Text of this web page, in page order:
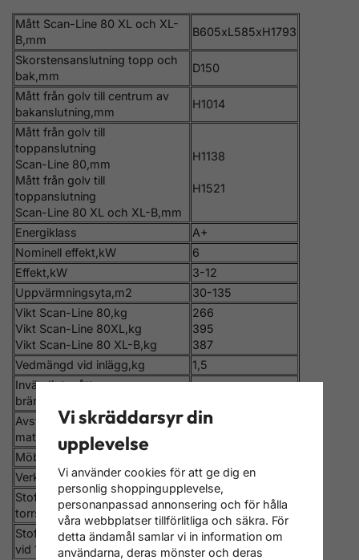
Mått Scan-Line 80 XL och XL-
B,mm
B605xL585xH1793
Skorstensanslutning topp och
bak,mm
D150
Mått från golv till centrum av
bakanslutning,mm
H1014
Mått från golv till
toppanslutning
Scan-Line 80,mm
Mått från golv till
toppanslutning
Scan-Line 80 XL och XL-B,mm
H1138
H1521
Energiklass
A+
Nominell effekt,kW
6
Effekt,kW
3-12
Uppvärmningsyta,m2
30-135
Vikt Scan-Line 80,kg
Vikt Scan-Line 80XL,kg
Vikt Scan-Line 80 XL-B,kg
266
395
387
Vedmängd vid inlägg,kg
1,5
Invändigt mått
brännkammare,mm
Avstånd till brännbart
material,mm
Sida: 300
Möbleringsavstånd,mm
Verkningsgrad,%
81
Stoffmätning NS3058g/kg
torrstoff
2,61
Stoffmätning mg/Nm2
vid 13%O2
30
Vi skräddarsyr din
upplevelse
Vi använder cookies för att ge dig en
personlig shoppingupplevelse,
personanpassad annonsering och för hålla
våra webbplatser tillförlitliga och säkra. För
detta ändamål samlar vi in information om
användarna, deras mönster och deras